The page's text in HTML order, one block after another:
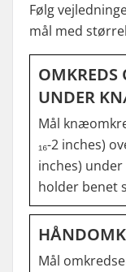
Følg
mål med
OMKREDS
UNDER
Mål
₁₆-2 inches)
inches)
holder benet
Mål